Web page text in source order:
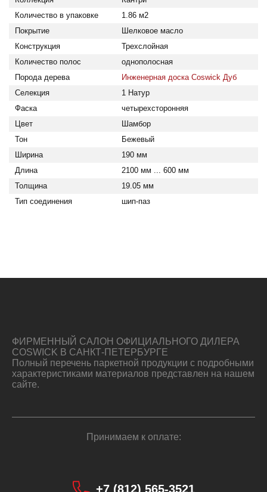
Количество в упаковке
1.86 м2
Покрытие
Шелковое масло
Конструкция
Трехслойная
Количество полос
однополосная
Порода дерева
Инженерная доска Coswick Дуб
Селекция
1 Натур
Фаска
четырехсторонняя
Цвет
Шамбор
Тон
Бежевый
Ширина
190 мм
Длина
2100 мм ... 600 мм
Толщина
19.05 мм
Тип соединения
шип-паз
ФИРМЕННЫЙ САЛОН ОФИЦИАЛЬНОГО ДИЛЕРА
COSWICK В САНКТ-ПЕТЕРБУРГЕ
Полный перечень паркетной продукции с подробными
характеристиками материалов представлен на нашем
сайте.
Принимаем к оплате:
+7 (812) 565-3521